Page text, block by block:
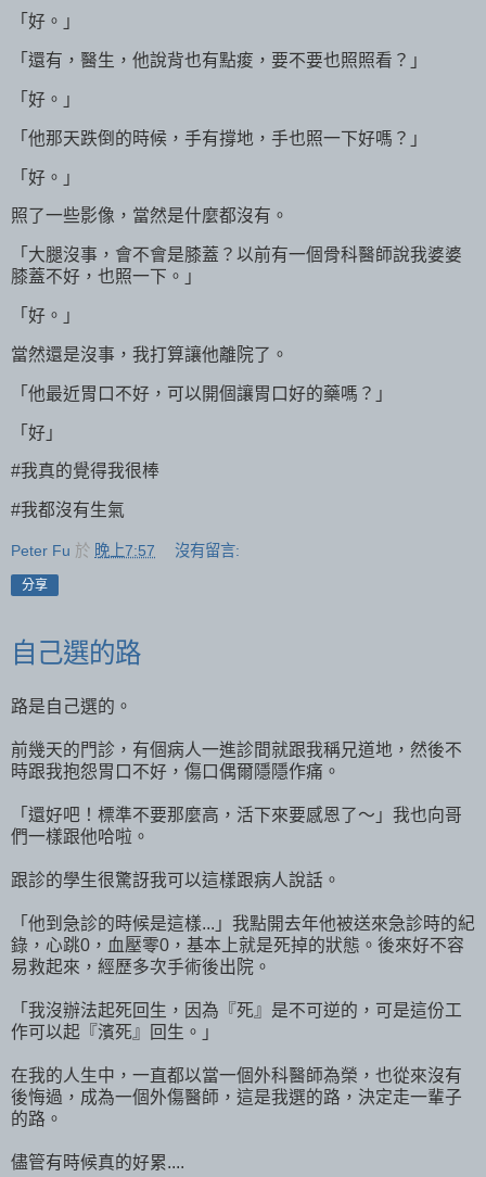
「好。」
「還有，醫生，他說背也有點痠，要不要也照照看？」
「好。」
「他那天跌倒的時候，手有撐地，手也照一下好嗎？」
「好。」
照了一些影像，當然是什麼都沒有。
「大腿沒事，會不會是膝蓋？以前有一個骨科醫師說我婆婆
膝蓋不好，也照一下。」
「好。」
當然還是沒事，我打算讓他離院了。
「他最近胃口不好，可以開個讓胃口好的藥嗎？」
「好」
#我真的覺得我很棒
#我都沒有生氣
Peter Fu 於 晚上7:57 沒有留言:
分享
自己選的路
路是自己選的。
前幾天的門診，有個病人一進診間就跟我稱兄道地，然後不
時跟我抱怨胃口不好，傷口偶爾隱隱作痛。
「還好吧！標準不要那麼高，活下來要感恩了～」我也向哥
們一樣跟他哈啦。
跟診的學生很驚訝我可以這樣跟病人說話。
「他到急診的時候是這樣...」我點開去年他被送來急診時的紀
錄，心跳0，血壓零0，基本上就是死掉的狀態。後來好不容
易救起來，經歷多次手術後出院。
「我沒辦法起死回生，因為『死』是不可逆的，可是這份工
作可以起『濱死』回生。」
在我的人生中，一直都以當一個外科醫師為榮，也從來沒有
後悔過，成為一個外傷醫師，這是我選的路，決定走一輩子
的路。
儘管有時候真的好累....